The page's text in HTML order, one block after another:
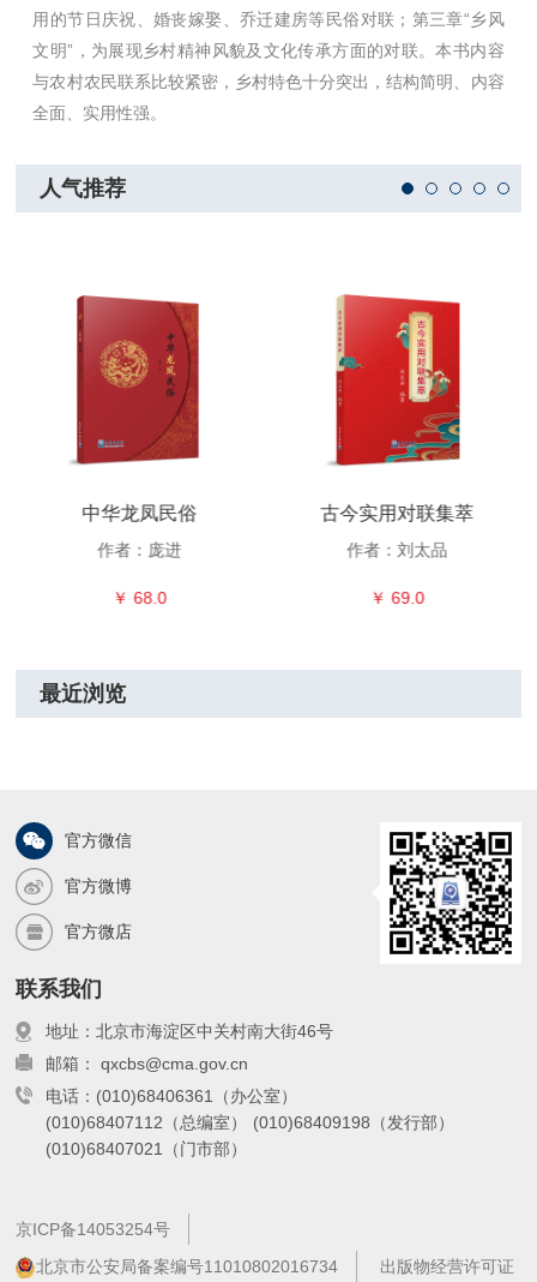
用的节日庆祝、婚丧嫁娶、乔迁建房等民俗对联；第三章“乡风
文明”，为展现乡村精神风貌及文化传承方面的对联。本书内容
与农村农民联系比较紧密，乡村特色十分突出，结构简明、内容
全面、实用性强。
人气推荐
中华龙凤民俗
作者：庞进
￥ 68.0
古今实用对联集萃
作者：刘太品
￥ 69.0
最近浏览
官方微信
官方微博
官方微店
联系我们
地址：北京市海淀区中关村南大街46号
邮箱： qxcbs@cma.gov.cn
电话：(010)68406361（办公室）
(010)68407112（总编室）
(010)68409198（发行部）
(010)68407021（门市部）
京ICP备14053254号
北京市公安局备案编号11010802016734
出版物经营许可证